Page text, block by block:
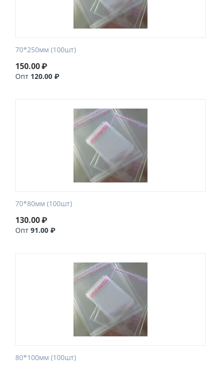
70*250мм (100шт)
150.00₽
Опт 120.00 ₽
70*80мм (100шт)
130.00₽
Опт 91.00 ₽
80*100мм (100шт)